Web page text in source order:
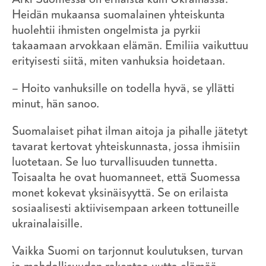
Heidän mukaansa suomalainen yhteiskunta
huolehtii ihmisten ongelmista ja pyrkii
takaamaan arvokkaan elämän. Emiliia vaikuttuu
erityisesti siitä, miten vanhuksia hoidetaan.
– Hoito vanhuksille on todella hyvä, se yllätti
minut, hän sanoo.
Suomalaiset pihat ilman aitoja ja pihalle jätetyt
tavarat kertovat yhteiskunnasta, jossa ihmisiin
luotetaan. Se luo turvallisuuden tunnetta.
Toisaalta he ovat huomanneet, että Suomessa
monet kokevat yksinäisyyttä. Se on erilaista
sosiaalisesti aktiivisempaan arkeen tottuneille
ukrainalaisille.
Vaikka Suomi on tarjonnut koulutuksen, turvan